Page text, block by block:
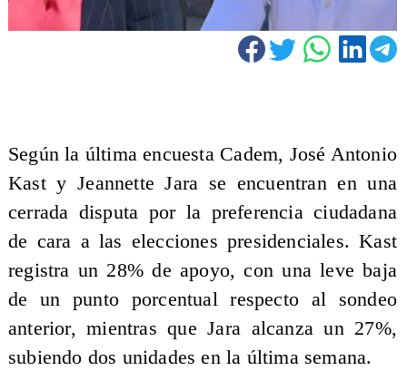
Según la última encuesta Cadem, José Antonio
Kast y Jeannette Jara se encuentran en una
cerrada disputa por la preferencia ciudadana
de cara a las elecciones presidenciales. Kast
registra un 28% de apoyo, con una leve baja
de un punto porcentual respecto al sondeo
anterior, mientras que Jara alcanza un 27%,
subiendo dos unidades en la última semana.